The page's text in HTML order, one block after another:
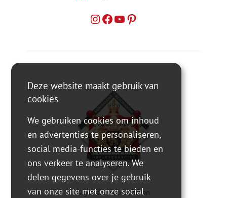
Algemene voorwaarden
Deze website maakt gebruik van
cookies
We gebruiken cookies om inhoud
en advertenties te personaliseren,
social media-functies te bieden en
ons verkeer te analyseren. We
delen gegevens over je gebruik
van onze site met onze social